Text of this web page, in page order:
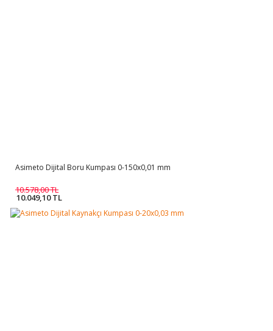
Asimeto Dijital Boru Kumpası 0-150x0,01 mm
10.578,00 TL
10.049,10 TL